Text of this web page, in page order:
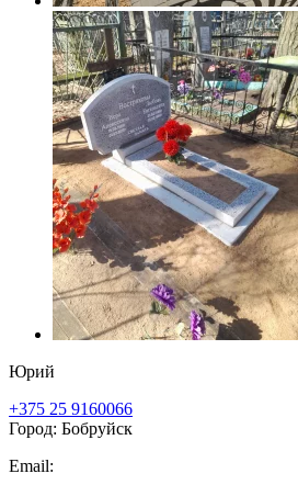
Юрий
+375 25 9160066
Город: Бобруйск
Email: